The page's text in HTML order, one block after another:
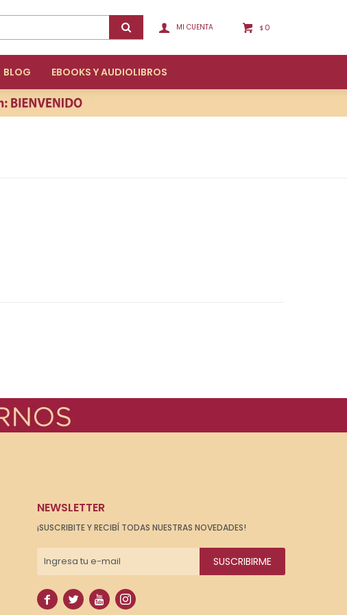
BLOG EBOOKS Y AUDIOLIBROS
$ 0
NEWSLETTER
¡SUSCRIBITE Y RECIBÍ TODAS NUESTRAS NOVEDADES!
SUSCRIBIRME
   